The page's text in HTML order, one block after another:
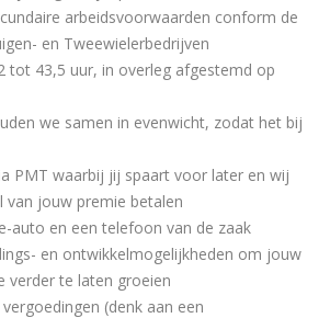
arbeidsvoorwaarden conform de
en Tweewielerbedrijven
tot 43,5 uur, in overleg afgestemd op
we samen in evenwicht, zodat het bij
PMT waarbij jij spaart voor later en wij
van jouw premie betalen
auto en een telefoon van de zaak
en ontwikkelmogelijkheden om jouw
verder te laten groeien
(denk aan een